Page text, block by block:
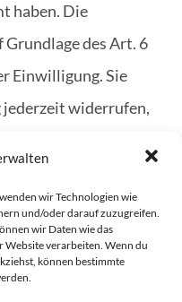
wir Technologien wie
und/oder darauf zuzugreifen.
wir Daten wie das
Website verarbeiten. Wenn du
können bestimmte
haben. Die
des Art. 6
Einwilligung. Sie
widerrufen,
Widerruf erfolgten
Sie können dazu
unter Nutzung des
Newsletter oder